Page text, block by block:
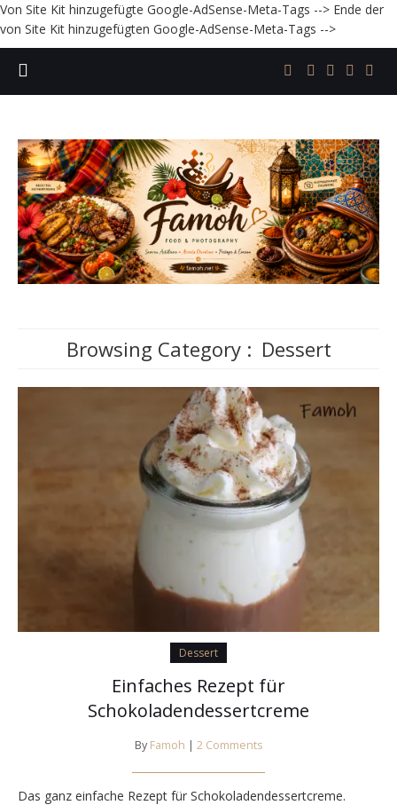
Von Site Kit hinzugefügte Google-AdSense-Meta-Tags --> Ende der
von Site Kit hinzugefügten Google-AdSense-Meta-Tags -->
Browsing Category : Dessert
Dessert
Einfaches Rezept für
Schokoladendessertcreme
By Famoh | 2 Comments
Das ganz einfache Rezept für Schokoladendessertcreme.